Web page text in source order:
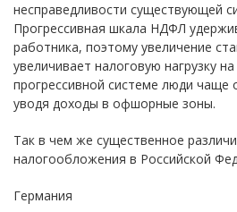
несправедливости существующей
Прогрессивная шкала НДФЛ
работника, поэтому увеличение
увеличивает налоговую нагрузку
прогрессивной системе люди чаще
уводя доходы в офшорные зоны.
Так в чем же существенное
налогообложения в Российской
Германия